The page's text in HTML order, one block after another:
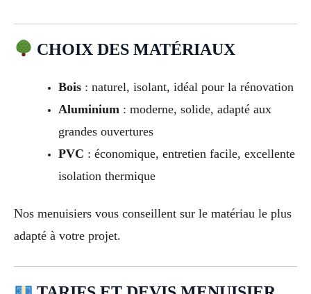
CHOIX DES MATÉRIAUX
Bois: naturel, isolant, idéal pour la rénovation
Aluminium : moderne, solide, adapté aux
grandes ouvertures
PVC : économique, entretien facile, excellente
isolation thermique
Nos menuisiers vous conseillent sur le matériau le plus
adapté à votre projet.